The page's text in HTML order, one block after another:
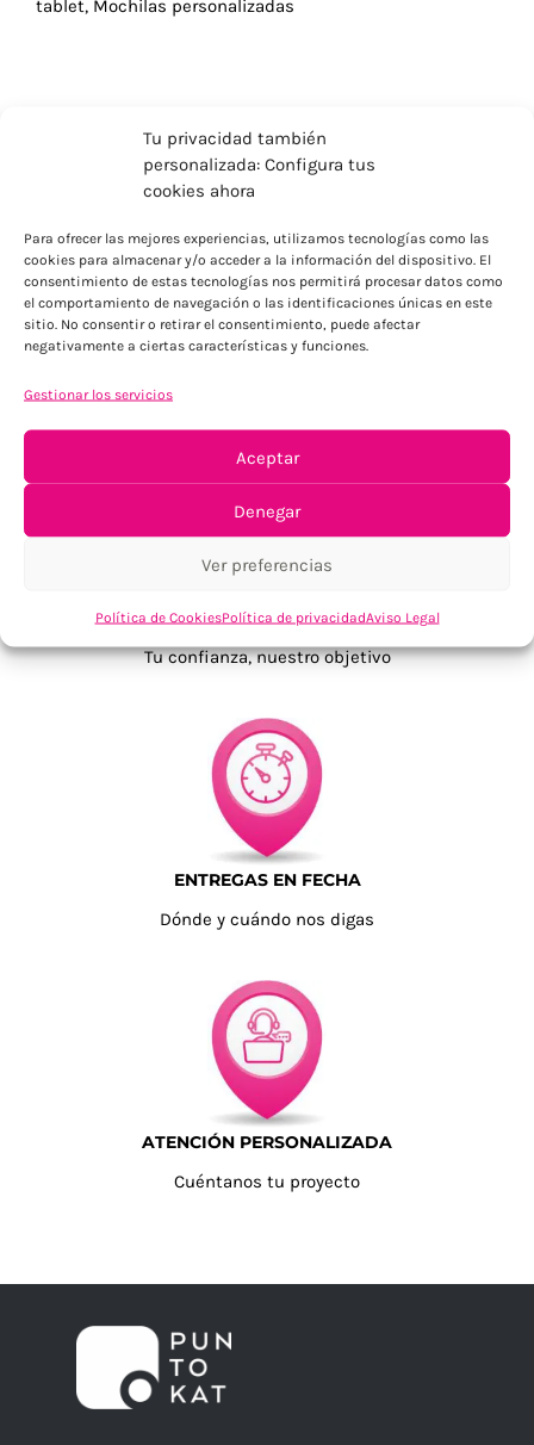
Tu privacidad también
personalizada: Configura tus
cookies ahora
Para ofrecer las mejores experiencias, utilizamos tecnologías como las
cookies para almacenar y/o acceder a la información del dispositivo. El
consentimiento de estas tecnologías nos permitirá procesar datos como
el comportamiento de navegación o las identificaciones únicas en este
sitio. No consentir o retirar el consentimiento, puede afectar
negativamente a ciertas características y funciones.
Gestionar los servicios
Aceptar
Denegar
Ver preferencias
Política de CookiesPolítica de privacidadAviso Legal
tablet, Mochilas personalizadas
ENVÍOS ECONÓMICOS
Para Península, resto consultar
TU SATISFACCIÓN = LA NUESTRA
Tu confianza, nuestro objetivo
ENTREGAS EN FECHA
Dónde y cuándo nos digas
ATENCIÓN PERSONALIZADA
Cuéntanos tu proyecto